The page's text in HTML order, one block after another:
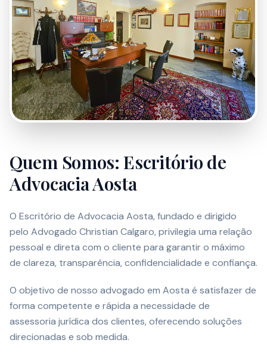
Quem Somos: Escritório de
Advocacia Aosta
O Escritório de Advocacia Aosta, fundado e dirigido
pelo Advogado Christian Calgaro, privilegia uma relação
pessoal e direta com o cliente para garantir o máximo
de clareza, transparência, confidencialidade e confiança.
O objetivo de nosso advogado em Aosta é satisfazer de
forma competente e rápida a necessidade de
assessoria jurídica dos clientes, oferecendo soluções
direcionadas e sob medida.